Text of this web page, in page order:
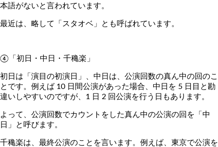
本語がないと言われています。
最近は、略して「スタオベ」とも呼ばれています。
④「初日・中日・千穐楽」
初日は「演目の初演日」、中日は、公演回数の真ん中の回のこ
とです。例えば 10 日間公演があった場合、中日を 5 日目と勘
違いしやすいのですが、1 日 2 回公演を行う日もあります。
よって、公演回数でカウントをした真ん中の公演の回を「中
日」と呼びます。
千穐楽は、最終公演のことを言います。例えば、東京で公演を